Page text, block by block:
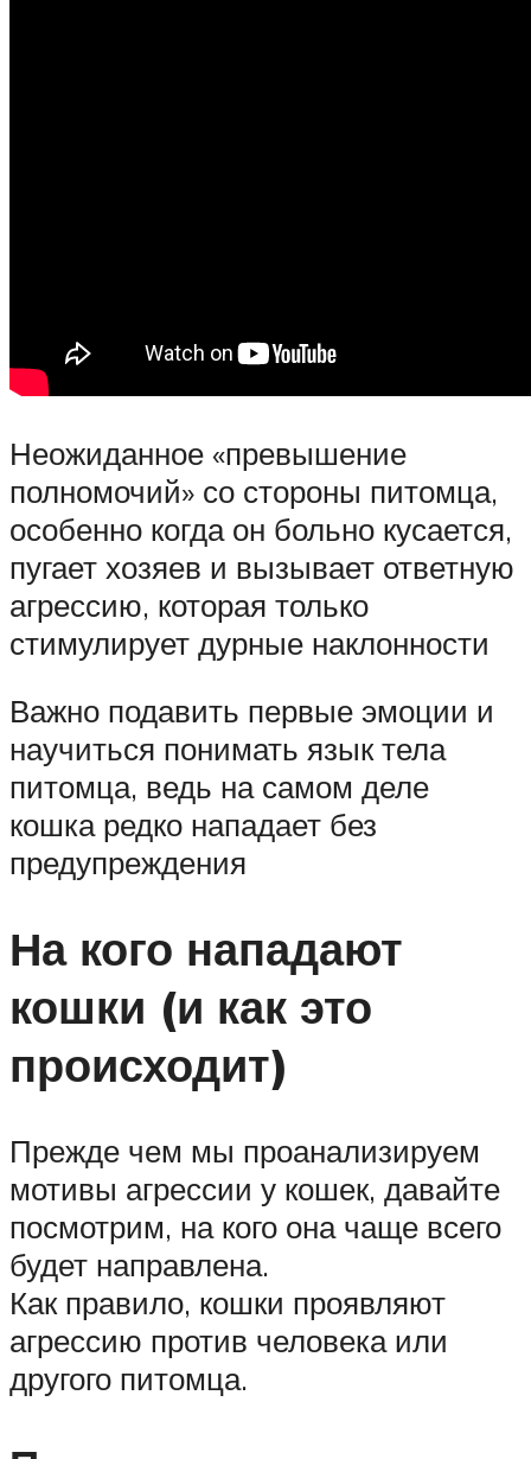
Неожиданное «превышение
полномочий» со стороны питомца,
особенно когда он больно кусается,
пугает хозяев и вызывает ответную
агрессию, которая только
стимулирует дурные наклонности
Важно подавить первые эмоции и
научиться понимать язык тела
питомца, ведь на самом деле
кошка редко нападает без
предупреждения
На кого нападают
кошки (и как это
происходит)
Прежде чем мы проанализируем
мотивы агрессии у кошек, давайте
посмотрим, на кого она чаще всего
будет направлена.
Как правило, кошки проявляют
агрессию против человека или
другого питомца.